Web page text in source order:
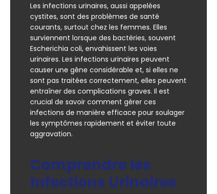
Les infections urinaires, aussi appelées
cystites, sont des problèmes de santé
courants, surtout chez les femmes. Elles
surviennent lorsque des bactéries, souvent
Escherichia coli, envahissent les voies
urinaires. Les infections urinaires peuvent
causer une gêne considérable et, si elles ne
sont pas traitées correctement, elles peuvent
entraîner des complications graves. Il est
crucial de savoir comment gérer ces
infections de manière efficace pour soulager
les symptômes rapidement et éviter toute
aggravation.
Comprendre les
Infections Urinaires